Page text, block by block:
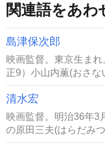
関連語をあわ
島津保次郎
映画監督。東京生ま
正9）小山内薫(おさな
清水宏
映画監督。明治36年3
の原田三夫(はらだみ